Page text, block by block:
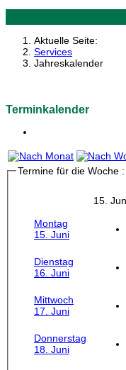
Aktuelle Seite:
Services
Jahreskalender
Terminkalender
Termine für die Woche :
15.
Montag
15. Juni
Dienstag
16. Juni
Mittwoch
17. Juni
Donnerstag
18. Juni